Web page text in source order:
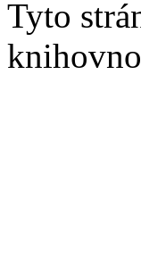
Tyto